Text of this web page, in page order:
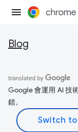
Blog
Google 會運用 AI 技
錯。